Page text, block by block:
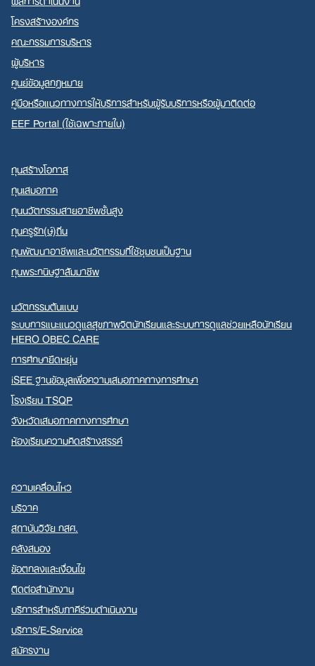
โครงสร้างองค์กร
คณะกรรมการบริหาร
ผู้บริหาร
ศูนย์ข้อมูลกฎหมาย
คู่มือหรือแนวทางการให้บริการสำหรับผู้รับบริการหรือผู้มาติดต่อ
EEF Portal (ใช้เฉพาะภายใน)
ทุนสร้างโอกาส
ทุนเสมอภาค
ทุนนวัตกรรมสายอาชีพชั้นสูง
ทุนครูรัก(ษ์)ถิ่น
ทุนพัฒนาอาชีพและนวัตกรรมที่ใช้ชุมชนเป็นฐาน
ทุนพระกนิษฐาสัมมาชีพ
นวัตกรรมต้นแบบ
ระบบการแนะแนวดูแลสุขภาพจิตนักเรียนและระบบการดูแลช่วยเหลือนักเรียน
HERO OBEC CARE
การศึกษายืดหยุ่น
iSEE ฐานข้อมูลเพื่อความเสมอภาคทางการศึกษา
โรงเรียน TSQP
จังหวัดเสมอภาคทางการศึกษา
ห้องเรียนความคิดสร้างสรรค์
ความเคลื่อนไหว
บริจาค
สถาบันวิจัย กสศ.
คลังสมอง
ข้อตกลงและเงื่อนไข
ติดต่อสำนักงาน
บริการสำหรับภาคีร่วมดำเนินงาน
บริการ/E-Service
สมัครงาน